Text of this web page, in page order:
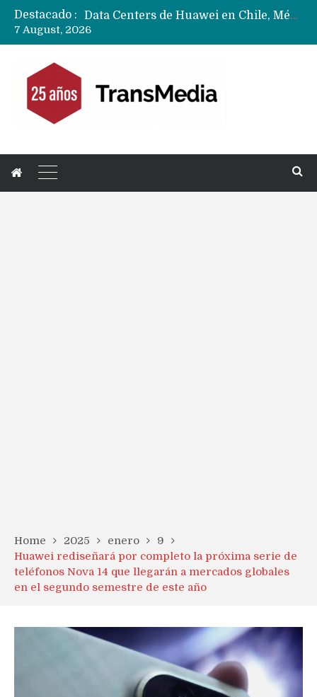
Destacado :
Data Centers de Huawei en Chile, México, Brasil,Perú y Argentina podrían verse afectados por arremetida de EE.UU
7 August, 2026
Home 2025 enero
9
Huawei rediseñará por completo la próxima serie de
teléfonos Nova 14 que llegarán a mercados globales
en el segundo semestre de este año